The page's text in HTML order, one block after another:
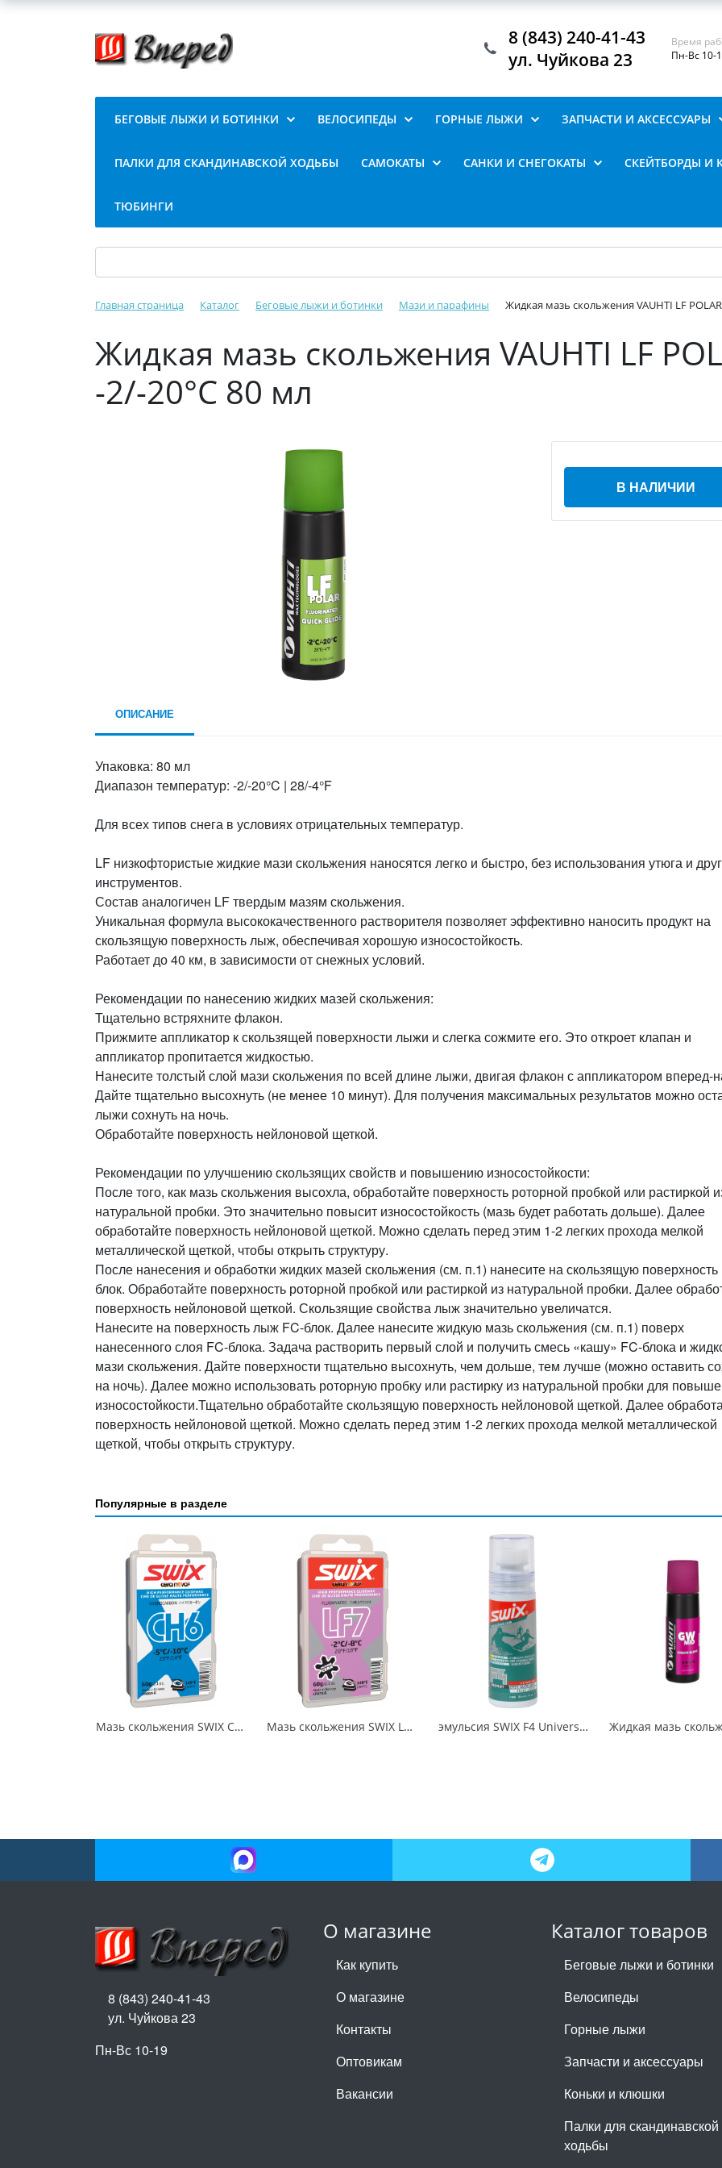
8 (843) 240-41-43
ул. Чуйкова 23
Время
Пн-Вс 10-
БЕГОВЫЕ ЛЫЖИ И БОТИНКИ ВЕЛОСИПЕДЫ ГОРНЫЕ ЛЫЖИ ЗАПЧАСТИ И АКСЕССУАРЫ
ПАЛКИ ДЛЯ СКАНДИНАВСКОЙ ХОДЬБЫ САМОКАТЫ САНКИ И СНЕГОКАТЫ СКЕЙТБОРДЫ И
ТЮБИНГИ
Главная страница Каталог Беговые лыжи и ботинки Мази и парафины Жидкая мазь скольжения VAUHTI LF
Жидкая мазь скольжения VAUHTI LF
-2/-20°C 80 мл
В НАЛИЧИИ
ОПИСАНИЕ
Упаковка: 80 мл
Диапазон температур: -2/-20°C | 28/-4°F
Для всех типов снега в условиях отрицательных температур.
LF низкофтористые жидкие мази скольжения наносятся легко и быстро, без использования утюга и
инструментов.
Состав аналогичен LF твердым мазям скольжения.
Уникальная формула высококачественного растворителя позволяет эффективно наносить продукт на
скользящую поверхность лыж, обеспечивая хорошую износостойкость.
Работает до 40 км, в зависимости от снежных условий.
Рекомендации по нанесению жидких мазей скольжения:
Тщательно встряхните флакон.
Прижмите аппликатор к скользящей поверхности лыжи и слегка сожмите его. Это откроет клапан и
аппликатор пропитается жидкостью.
Нанесите толстый слой мази скольжения по всей длине лыжи, двигая флакон с аппликатором вперед-
Дайте тщательно высохнуть (не менее 10 минут). Для получения максимальных результатов можно
лыжи сохнуть на ночь.
Обработайте поверхность нейлоновой щеткой.
Рекомендации по улучшению скользящих свойств и повышению износостойкости:
После того, как мазь скольжения высохла, обработайте поверхность роторной пробкой или растиркой
натуральной пробки. Это значительно повысит износостойкость (мазь будет работать дольше). Далее
обработайте поверхность нейлоновой щеткой. Можно сделать перед этим 1-2 легких прохода мелкой
металлической щеткой, чтобы открыть структуру.
После нанесения и обработки жидких мазей скольжения (см. п.1) нанесите на скользящую поверхность
блок. Обработайте поверхность роторной пробкой или растиркой из натуральной пробки. Далее
поверхность нейлоновой щеткой. Скользящие свойства лыж значительно увеличатся.
Нанесите на поверхность лыж FC-блок. Далее нанесите жидкую мазь скольжения (см. п.1) поверх
нанесенного слоя FC-блока. Задача растворить первый слой и получить смесь «кашу» FC-блока и
мази скольжения. Дайте поверхности тщательно высохнуть, чем дольше, тем лучше (можно оставить
на ночь). Далее можно использовать роторную пробку или растирку из натуральной пробки для
износостойкости.Тщательно обработайте скользящую поверхность нейлоновой щеткой. Далее
поверхность нейлоновой щеткой. Можно сделать перед этим 1-2 легких прохода мелкой металлической
щеткой, чтобы открыть структуру.
Популярные в разделе
Мазь скольжения SWIX CH6X Blue -5C / -10C 60гр Мазь скольжения SWIX LF7X Violet -2C / -8C 60гр эмульсия SWIX F4 Universal Glide Wax, 80ml
О магазине
Как купить
О магазине
Контакты
Оптовикам
Вакансии
Каталог товаров
Беговые лыжи и ботинки
Велосипеды
Горные лыжи
Запчасти и аксессуары
Коньки и клюшки
Палки для скандинавской
ходьбы
8 (843) 240-41-43
ул. Чуйкова 23
Пн-Вс 10-19